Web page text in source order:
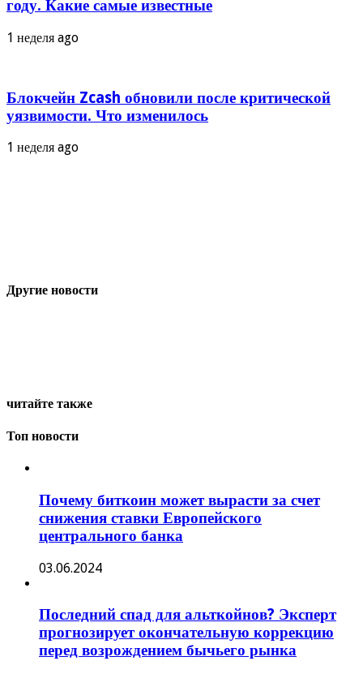
году. Какие самые известные
1 неделя ago
Блокчейн Zcash обновили после критической
уязвимости. Что изменилось
1 неделя ago
Другие новости
читайте также
Топ новости
Почему биткоин может вырасти за счет
снижения ставки Европейского
центрального банка
03.06.2024
Последний спад для альткойнов? Эксперт
прогнозирует окончательную коррекцию
перед возрождением бычьего рынка